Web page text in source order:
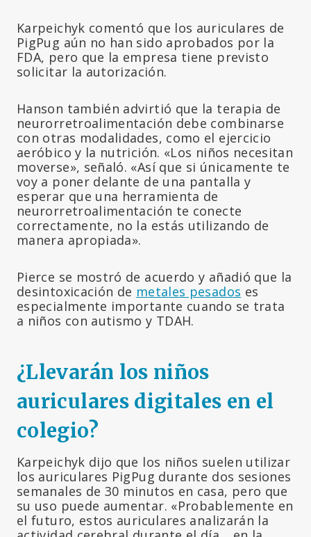
Karpeichyk comentó que los auriculares de
PigPug aún no han sido aprobados por la
FDA, pero que la empresa tiene previsto
solicitar la autorización.
Hanson también advirtió que la terapia de
neurorretroalimentación debe combinarse
con otras modalidades, como el ejercicio
aeróbico y la nutrición. «Los niños necesitan
moverse», señaló. «Así que si únicamente te
voy a poner delante de una pantalla y
esperar que una herramienta de
neurorretroalimentación te conecte
correctamente, no la estás utilizando de
manera apropiada».
Pierce se mostró de acuerdo y añadió que la
desintoxicación de metales pesados es
especialmente importante cuando se trata
a niños con autismo y TDAH.
¿Llevarán los niños
auriculares digitales en el
colegio?
Karpeichyk dijo que los niños suelen utilizar
los auriculares PigPug durante dos sesiones
semanales de 30 minutos en casa, pero que
su uso puede aumentar. «Probablemente en
el futuro, estos auriculares analizarán la